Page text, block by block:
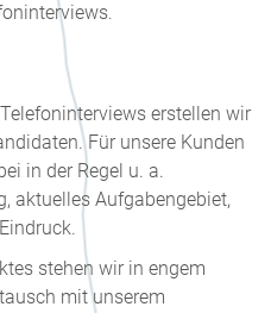
.
erstellen wir
Für unsere Kunden
in der Regel u. a.
aktuelles Aufgabengebiet,
stehen wir in engem
mit unserem